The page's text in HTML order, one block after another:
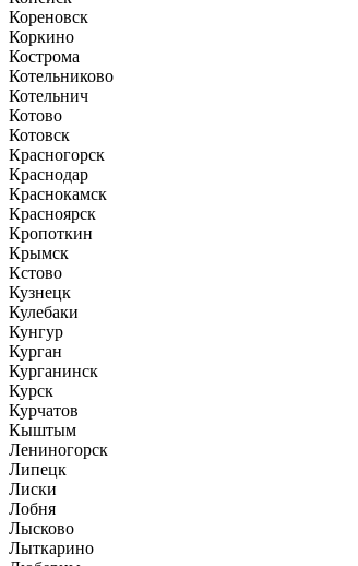
Кореновск
Коркино
Кострома
Котельниково
Котельнич
Котово
Котовск
Красногорск
Краснодар
Краснокамск
Красноярск
Кропоткин
Крымск
Кстово
Кузнецк
Кулебаки
Кунгур
Курган
Курганинск
Курск
Курчатов
Кыштым
Лениногорск
Липецк
Лиски
Лобня
Лысково
Лыткарино